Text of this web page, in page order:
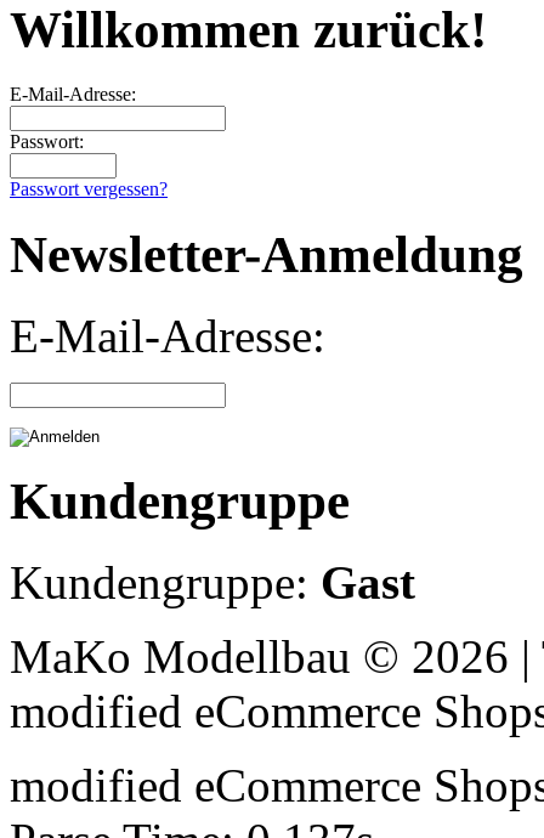
Willkommen zurück!
E-Mail-Adresse:
Passwort:
Passwort vergessen?
Newsletter-Anmeldung
E-Mail-Adresse:
Kundengruppe
Kundengruppe: Gast
MaKo Modellbau © 2026
modified eCommerce
modified eCommerce